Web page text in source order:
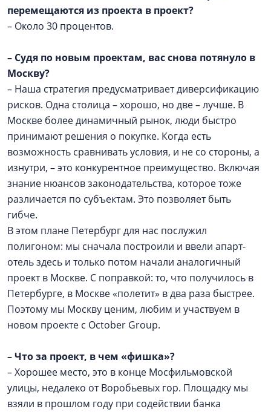
перемещаются из проекта в проект?
– Около 30 процентов.
– Судя по новым проектам, вас снова потянуло в
Москву?
– Наша стратегия предусматривает диверсификацию
рисков. Одна столица – хорошо, но две – лучше. В
Москве более динамичный рынок, люди быстро
принимают решения о покупке. Когда есть
возможность сравнивать условия, и не со стороны, а
изнутри, – это конкурентное преимущество. Включая
знание нюансов законодательства, которое тоже
различается по субъектам. Это позволяет быть
гибче.
В этом плане Петербург для нас послужил
полигоном: мы сначала построили и ввели апарт-
отель здесь и только потом начали аналогичный
проект в Москве. С поправкой: то, что получилось в
Петербурге, в Москве «полетит» в два раза быстрее.
Поэтому мы Москву ценим, любим и участвуем в
новом проекте с October Group.
–Что за проект, в чем «фишка»?
– Хорошее место, это в конце Мосфильмовской
улицы, недалеко от Воробьевых гор. Площадку мы
взяли в прошлом году при содействии банка